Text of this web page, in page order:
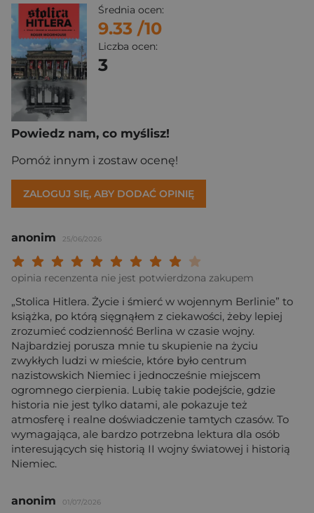
Średnia ocen:
9.33 /10
Liczba ocen:
3
Powiedz nam, co myślisz!
Pomóż innym i zostaw ocenę!
ZALOGUJ SIĘ, ABY DODAĆ OPINIĘ
anonim 25/06/2026
Twoja ocena:
Twoja ocena: Wybitna 9/
Twoja ocena: Rewelacyjna 8/
Twoja ocena: Bardzo dobra 7/10"
Twoja ocena: Dobra 6/10"
Twoja ocena: Przeciętna 5/10"
Twoja ocena: Może być 4/10"
Twoja ocena: Słaba 3/10"
Twoja ocena: Bardzo słaba 2/10"
Twoja ocena: Beznadziejna 1/10"
opinia recenzenta nie jest potwierdzona zakupem
„Stolica Hitlera. Życie i śmierć w wojennym Berlinie” to
książka, po którą sięgnąłem z ciekawości, żeby lepiej
zrozumieć codzienność Berlina w czasie wojny.
Najbardziej porusza mnie tu skupienie na życiu
zwykłych ludzi w mieście, które było centrum
nazistowskich Niemiec i jednocześnie miejscem
ogromnego cierpienia. Lubię takie podejście, gdzie
historia nie jest tylko datami, ale pokazuje też
atmosferę i realne doświadczenie tamtych czasów. To
wymagająca, ale bardzo potrzebna lektura dla osób
interesujących się historią II wojny światowej i historią
Niemiec.
anonim 01/07/2026